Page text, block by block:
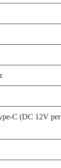
C (DC 12V per